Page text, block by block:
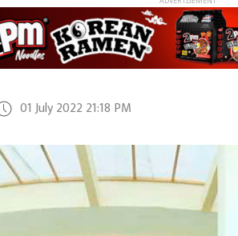
01 July 2022 21:18 PM